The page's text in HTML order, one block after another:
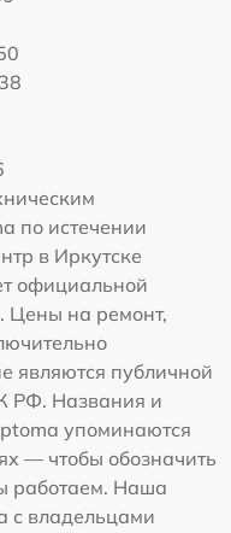
по истечении
в Иркутске
официальной
Цены на ремонт,
являются публичной
РФ. Названия и
упоминаются
— чтобы обозначить
работаем. Наша
с владельцами